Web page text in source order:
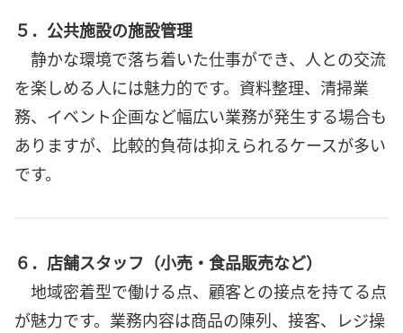
５．公共施設の施設管理
静かな環境で落ち着いた仕事ができ、人との交流
を楽しめる人には魅力的です。資料整理、清掃業
務、イベント企画など幅広い業務が発生する場合も
ありますが、比較的負荷は抑えられるケースが多い
です。
６．店舗スタッフ（小売・食品販売など）
地域密着型で働ける点、顧客との接点を持てる点
が魅力です。業務内容は商品の陳列、接客、レジ操